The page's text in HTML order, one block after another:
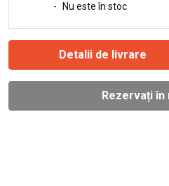
-
Nu este în stoc
Detalii de livrare
Rezervați în